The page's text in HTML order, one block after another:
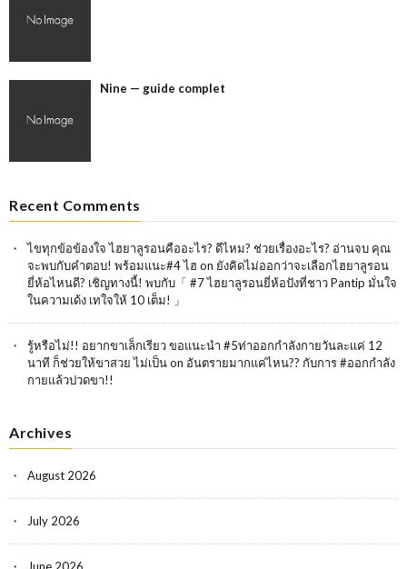
Nine — guide complet
Recent Comments
ไขทุกข้อข้องใจ ไฮยาลูรอนคืออะไร? ดีไหม? ช่วยเรื่องอะไร? อ่านจบ คุณ
จะพบกับคำตอบ! พร้อมแนะ#4 ไฮ on ยังคิดไม่ออกว่าจะเลือกไฮยาลูรอน
ยี่ห้อไหนดี? เชิญทางนี้! พบกับ「 #7 ไฮยาลูรอนยี่ห้อปังที่ชาว Pantip มั่นใจ
ในความเด้ง เทใจให้ 10 เต็ม! 」
รู้หรือไม่!! อยากขาเล็กเรียว ขอแนะนำ #5ท่าออกกำลังกายวันละเเค่ 12
นาที ก็ช่วยให้ขาสวย ไม่เป็นon อันตรายมากแค่ไหน?? กับการ #ออกกำลัง
กายแล้วปวดขา!!
Archives
August 2026
July 2026